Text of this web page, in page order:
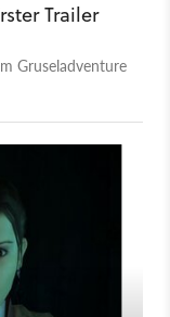
Trailer
Gruseladventure